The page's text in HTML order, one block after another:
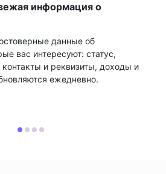
информация о
данные об
вас интересуют: статус,
контакты и реквизиты, доходы и
ежедневно.